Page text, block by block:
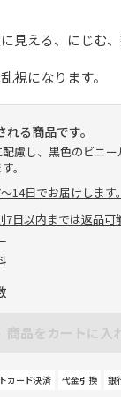
見える、にじむ
視になります。
る商品です。
慮し、黒色のビニ
。
14日でお届けします。
7日以内までは返品可
商品をカートに入
カード決済 代金引換 銀